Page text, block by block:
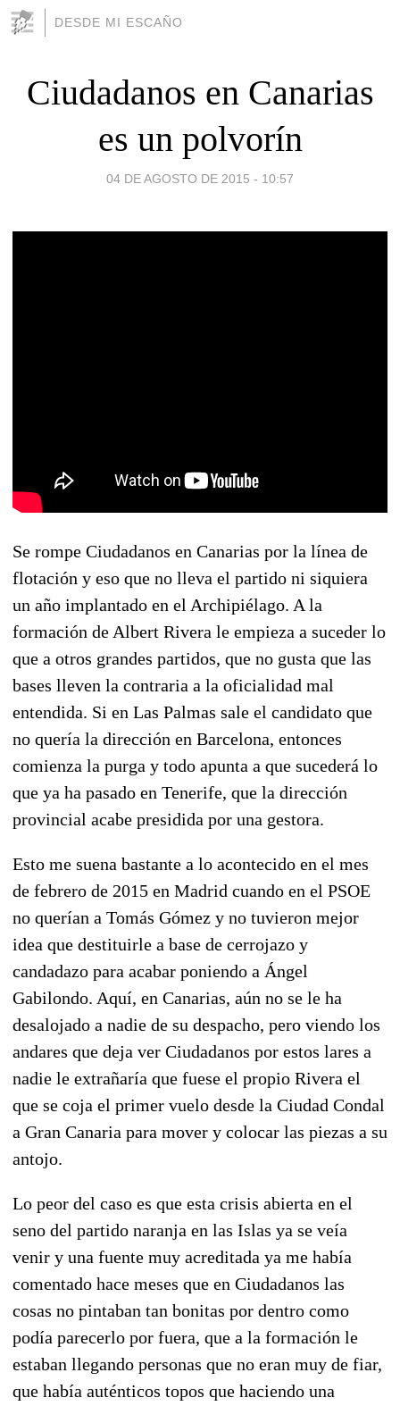
DESDE MI ESCAÑO
Ciudadanos en Canarias
es un polvorín
04 DE AGOSTO DE 2015 - 10:57
Se rompe Ciudadanos en Canarias por la línea de
flotación y eso que no lleva el partido ni siquiera
un año implantado en el Archipiélago. A la
formación de Albert Rivera le empieza a suceder lo
que a otros grandes partidos, que no gusta que las
bases lleven la contraria a la oficialidad mal
entendida. Si en Las Palmas sale el candidato que
no quería la dirección en Barcelona, entonces
comienza la purga y todo apunta a que sucederá lo
que ya ha pasado en Tenerife, que la dirección
provincial acabe presidida por una gestora.
Esto me suena bastante a lo acontecido en el mes
de febrero de 2015 en Madrid cuando en el PSOE
no querían a Tomás Gómez y no tuvieron mejor
idea que destituirle a base de cerrojazo y
candadazo para acabar poniendo a Ángel
Gabilondo. Aquí, en Canarias, aún no se le ha
desalojado a nadie de su despacho, pero viendo los
andares que deja ver Ciudadanos por estos lares a
nadie le extrañaría que fuese el propio Rivera el
que se coja el primer vuelo desde la Ciudad Condal
a Gran Canaria para mover y colocar las piezas a su
antojo.
Lo peor del caso es que esta crisis abierta en el
seno del partido naranja en las Islas ya se veía
venir y una fuente muy acreditada ya me había
comentado hace meses que en Ciudadanos las
cosas no pintaban tan bonitas por dentro como
podía parecerlo por fuera, que a la formación le
estaban llegando personas que no eran muy de fiar,
que había auténticos topos que haciendo una